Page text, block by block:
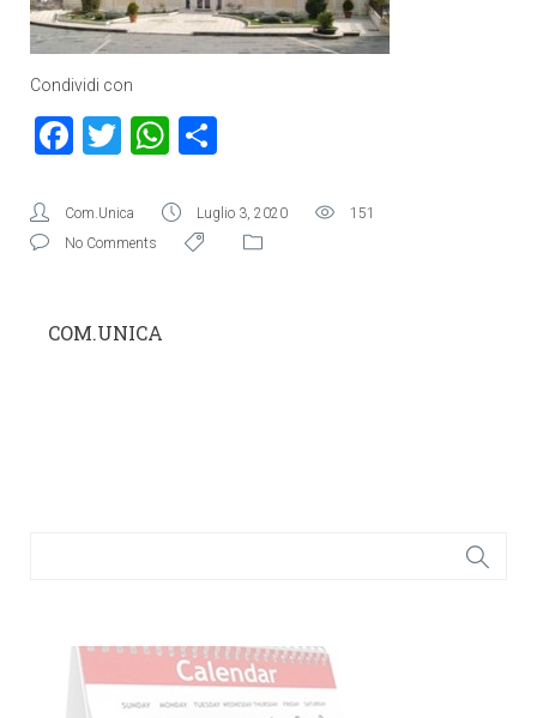
Condividi con
Facebook
TwitterWhatsApp
Com.Unica Luglio 3, 2020
151
No Comments
COM.UNICA